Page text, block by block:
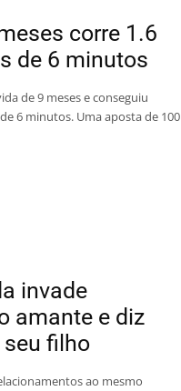
corre 1.6
de 6 minutos
de 9 meses e conseguiu
6 minutos. Uma aposta de 100
invade
amante e diz
filho
ao mesmo